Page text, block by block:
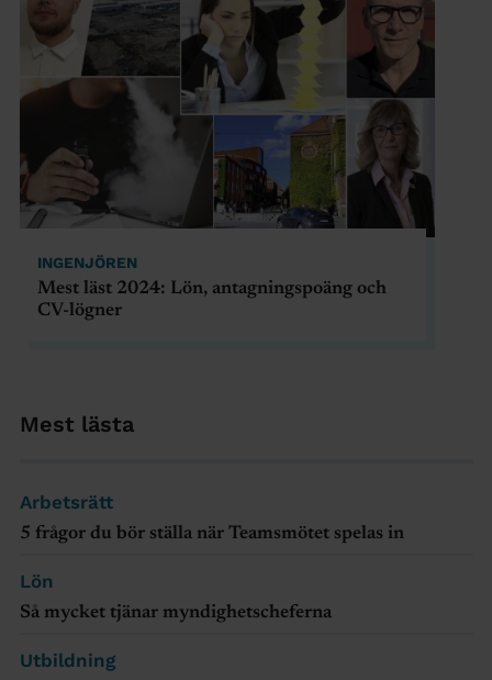
Mest lästa
Arbetsrätt
5 frågor du bör ställa när Teamsmötet spelas in
Lön
Så mycket tjänar myndighetscheferna
Utbildning
INGENJÖREN
Mest läst 2024: Lön, antagningspoäng och
CV-lögner